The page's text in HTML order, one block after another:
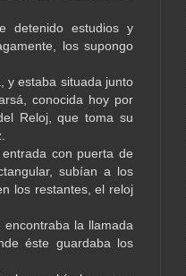
detenido estudios y
los supongo
y estaba situada junto
conocida hoy por
Reloj, que toma su
con puerta de
subían a los
los restantes, el reloj
la llamada
éste guardaba los